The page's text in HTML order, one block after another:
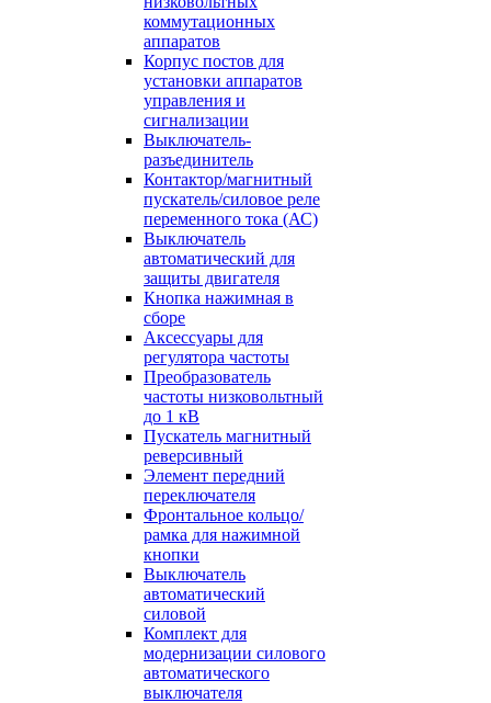
коммутационных
аппаратов
Корпус постов для
установки аппаратов
управления и
сигнализации
Выключатель-
разъединитель
Контактор/магнитный
пускатель/силовое реле
переменного тока (АС)
Выключатель
автоматический для
защиты двигателя
Кнопка нажимная в
сборе
Аксессуары для
регулятора частоты
Преобразователь
частоты низковольтный
до 1 кВ
Пускатель магнитный
реверсивный
Элемент передний
переключателя
Фронтальное кольцо/
рамка для нажимной
кнопки
Выключатель
автоматический
силовой
Комплект для
модернизации силового
автоматического
выключателя